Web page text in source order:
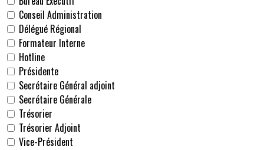
Conseil Administration
Délégué Régional
Formateur Interne
Hotline
Présidente
Secrétaire Général adjoint
Secrétaire Générale
Trésorier
Trésorier Adjoint
Vice-Président